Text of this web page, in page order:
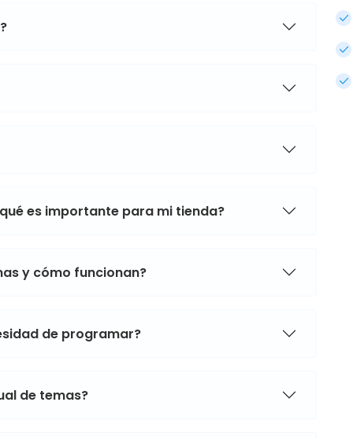
es importante para mi tienda?
y cómo funcionan?
de programar?
de temas?